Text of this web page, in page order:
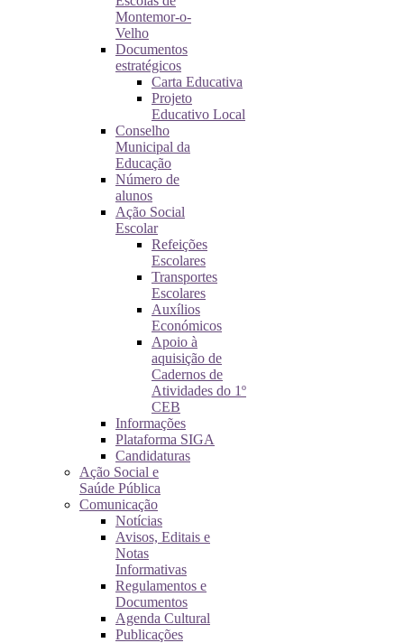
Montemor-o-
Velho
Documentos
estratégicos
Carta Educativa
Projeto
Educativo Local
Conselho
Municipal da
Educação
Número de
alunos
Ação Social
Escolar
Refeições
Escolares
Transportes
Escolares
Auxílios
Económicos
Apoio à
aquisição de
Cadernos de
Atividades do 1º
CEB
Informações
Plataforma SIGA
Candidaturas
Ação Social e
Saúde Pública
Comunicação
Notícias
Avisos, Editais e
Notas
Informativas
Regulamentos e
Documentos
Agenda Cultural
Publicações